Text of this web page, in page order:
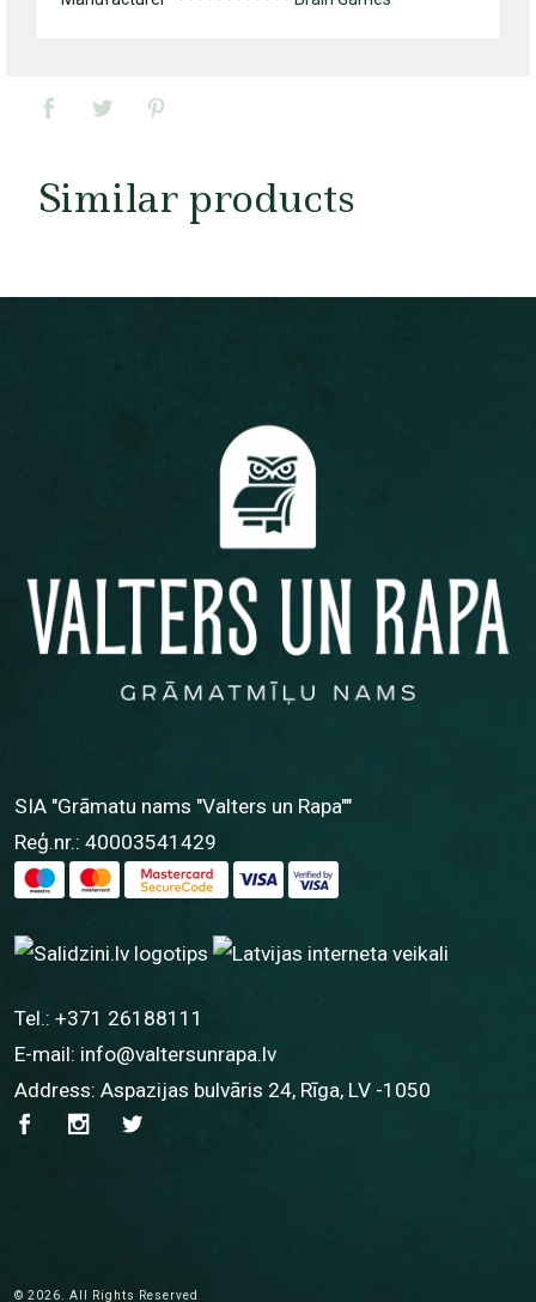
Similar products
SIA "Grāmatu nams "Valters un Rapa""
Reģ.nr.: 40003541429
Tel.: +371 26188111
E-mail: info@valtersunrapa.lv
Address: Aspazijas bulvāris 24, Rīga, LV -1050
© 2026. All Rights Reserved